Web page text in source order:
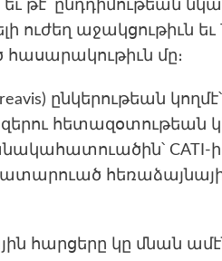
թէ՛ ընդդիմութեան
աջակցութիւն եւ
մը։
ընկերութեան
հետազօտութեան
CATI-
հարցերը կը մնան